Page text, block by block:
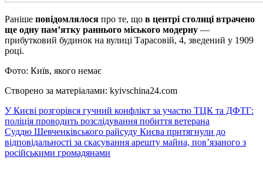
Раніше повідомлялося про те, що в центрі столиці втрачено
ще одну пам’ятку раннього міського модерну —
прибутковий будинок на вулиці Тарасовій, 4, зведений у 1909
році.
Фото: Київ, якого немає
Створено за матеріалами: kyivschina24.com
Навігація
записів
У Києві розгорівся гучний конфлікт за участю ТЦК та ДФТГ:
поліція проводить розслідування побиття ветерана
Суддю Шевченківського райсуду Києва притягнули до
відповідальності за скасування арешту майна, пов’язаного з
російськими громадянами